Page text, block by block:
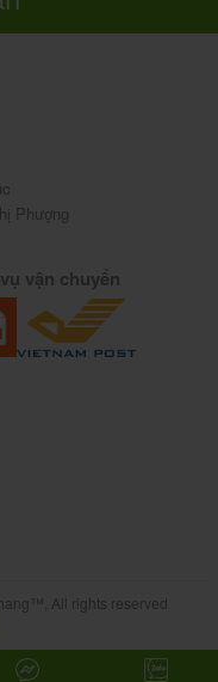
7,5ml ở đâu,
thuốc Phúc An
theo đơn và giao
VÀ NHẬN
khảo tại Nhà
Phượng
vận chuyển
All rights reserved